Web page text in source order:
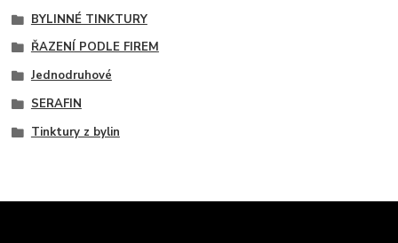
BYLINNÉ TINKTURY
ŘAZENÍ PODLE FIREM
Jednodruhové
SERAFIN
Tinktury z bylin